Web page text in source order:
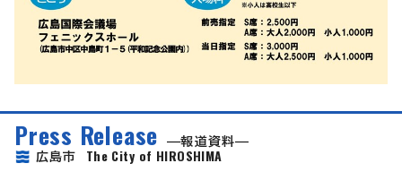
Press Release
報道資料
広島市 The City of HIROSHIMA